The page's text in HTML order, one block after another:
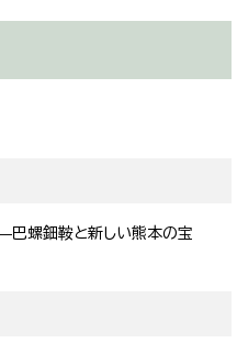
巴螺鈿鞍と新しい熊本の宝